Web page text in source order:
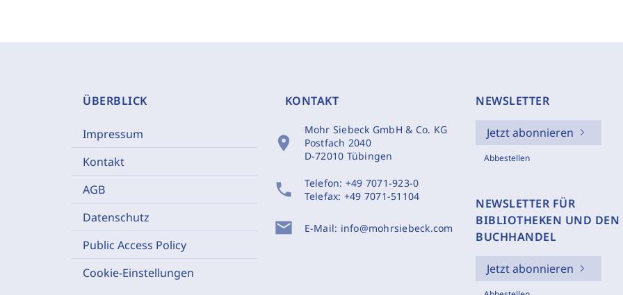
ÜBERBLICK
Impressum
Kontakt
AGB
Datenschutz
Public Access Policy
Cookie-Einstellungen
KONTAKT
location_on
Mohr Siebeck GmbH & Co. KG
Postfach 2040
D-72010 Tübingen
phone Telefon: +49 7071-923-0
Telefax: +49 7071-51104
mail E-Mail: info@mohrsiebeck.com
NEWSLETTER
Jetzt abonnieren
Abbestellen
NEWSLETTER FÜR
BIBLIOTHEKEN UND DEN
BUCHHANDEL
Jetzt abonnieren